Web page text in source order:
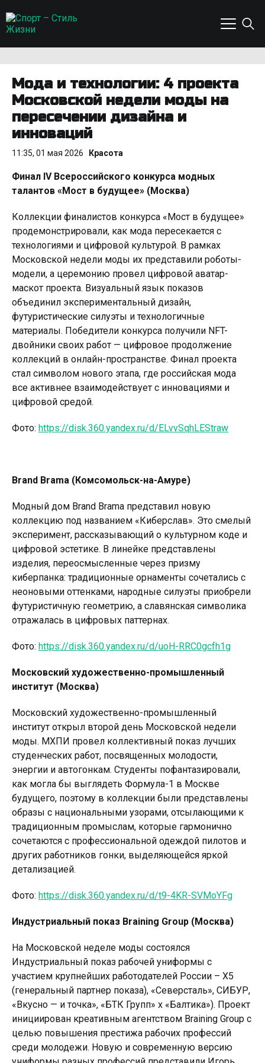
Мода и технологии: 4 проекта
Московской недели моды на
пересечении дизайна и
инноваций
11:35, 01 мая 2026 Красота
Финал IV Всероссийского конкурса модных
талантов «Мост в будущее» (Москва)
Коллекции финалистов конкурса «Мост в будущее»
продемонстрировали, как мода пересекается с
технологиями и цифровой культурой. В рамках
Московской недели моды их представили роботы-
модели, а церемонию провел цифровой аватар-
маскот проекта. Визуальный язык показов
объединил экспериментальный дизайн,
футуристические силуэты и технологичные
материалы. Победители конкурса получили NFT-
двойники своих работ — цифровое продолжение
коллекций в онлайн-пространстве. Финал проекта
стал символом нового этапа, где российская мода
все активнее взаимодействует с инновациями и
цифровой средой.
Фото: https://disk.360.yandex.ru/d/ELvvSqhLEStraw
Brand Brama (Комсомольск-на-Амуре)
Модный дом Brand Brama представил новую
коллекцию под названием «Киберслав». Это смелый
эксперимент, рассказывающий о культурном коде и
цифровой эстетике. В линейке представлены
изделия, переосмысленные через призму
киберпанка: традиционные орнаменты сочетались с
неоновыми оттенками, народные силуэты приобрели
футуристичную геометрию, а славянская символика
отражалась в цифровых паттернах.
Фото: https://disk.360.yandex.ru/d/uoH-RRC0gcfh1g
Московский художественно-промышленный
институт (Москва)
Московский художественно-промышленный
институт открыл второй день Московской недели
моды. МХПИ провел коллективный показ лучших
студенческих работ, посвященных молодости,
энергии и автогонкам. Студенты пофантазировали,
как могла бы выглядеть Формула-1 в Москве
будущего, поэтому в коллекции были представлены
образы с национальными узорами, отсылающими к
традиционным промыслам, которые гармонично
сочетаются с профессиональной одеждой пилотов и
других работников гонки, выделяющейся яркой
детализацией.
Фото: https://disk.360.yandex.ru/d/t9-4KR-SVMoYFg
Индустриальный показ Braining Group (Москва)
На Московской неделе моды состоялся
Индустриальный показ рабочей униформы с
участием крупнейших работодателей России – Х5
(генеральный партнер показа), «Северсталь», СИБУР,
«Вкусно — и точка», «БТК Групп» х «Балтика»). Проект
инициирован креативным агентством Braining Group с
целью повышения престижа рабочих профессий
среди молодежи. Новую и современную версию